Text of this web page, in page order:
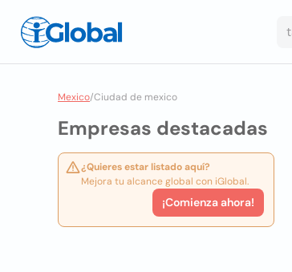
Mexico/Ciudad de mexico
Empresas destacadas
¿Quieres estar listado aquí?
Mejora tu alcance global con iGlobal.
¡Comienza ahora!